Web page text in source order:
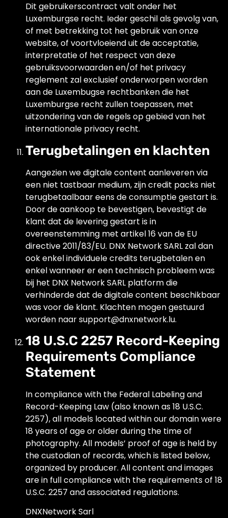
Dit gebruikerscontract valt onder het
Luxemburgse recht. Ieder geschil als gevolg van,
of met betrekking tot het gebruik van onze
website, of voortvloeiend uit de acceptatie,
interpretatie of het respect van deze
gebruiksvoorwaarden en/of het privacy
reglement zal exclusief onderworpen worden
aan de Luxembugse rechtbanken die het
Luxemburgse recht zullen toepassen, met
uitzondering van de regels op gebied van het
internationale privacy recht.
Terugbetalingen en klachten
Aangezien we digitale content aanleveren via
een niet tastbaar medium, zijn credit packs niet
terugbetaalbaar eens de consumptie gestart is.
Door de aankoop te bevestigen, bevestigt de
klant dat de levering gestart is in
overeenstemming met artikel 16 van de EU
directive 2011/83/EU. DNX Network SARL zal dan
ook enkel individuele credits terugbetalen en
enkel wanneer er een technisch probleem was
bij het DNX Network SARL platform die
verhinderde dat de digitale content beschikbaar
was voor de klant. Klachten mogen gestuurd
worden naar support@dnxnetwork.lu.
18 U.S.C 2257 Record-Keeping
Requirements Compliance
Statement
In compliance with the Federal Labeling and
Record-Keeping Law (also known as 18 U.S.C.
2257), all models located within our domain were
18 years of age or older during the time of
photography. All models’ proof of age is held by
the custodian of records, which is listed below,
organized by producer. All content and images
are in full compliance with the requirements of 18
U.S.C. 2257 and associated regulations.
DNXNetwork Sarl